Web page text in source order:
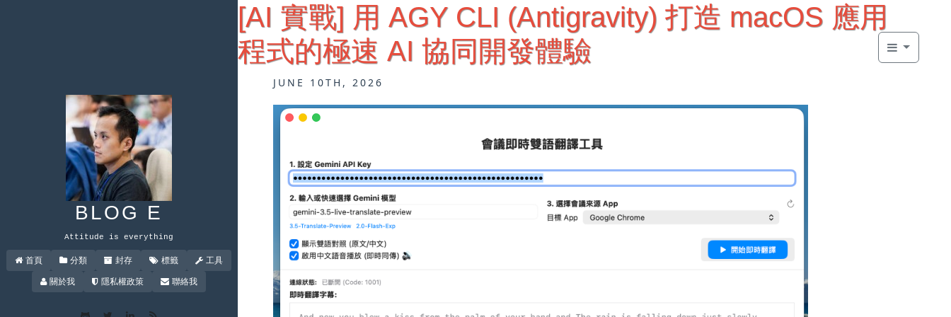
BLOG E
Attitude is everything
首頁 分類 封存 標籤
工具
關於我
隱私權政策 聯絡我
[AI 實戰] 用 AGY CLI (Antigravity) 打造 macOS 應用
程式的極速 AI 協同開發體驗
JUNE 10TH, 2026